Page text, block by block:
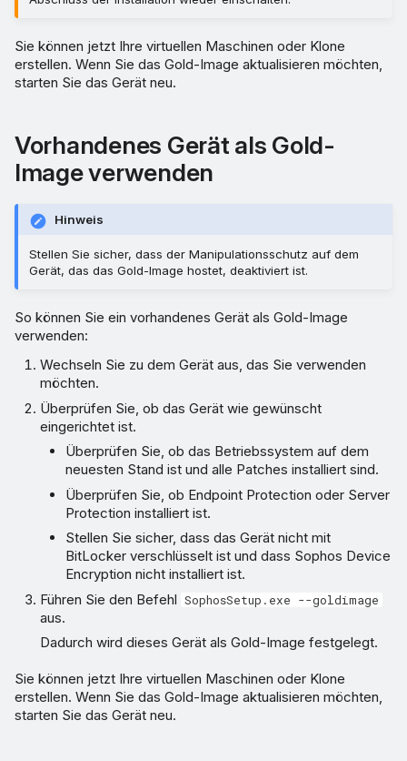
Sie können jetzt Ihre virtuellen Maschinen oder Klone
erstellen. Wenn Sie das Gold-Image aktualisieren möchten,
starten Sie das Gerät neu.
Vorhandenes Gerät als Gold-
Image verwenden
Hinweis
Stellen Sie sicher, dass der Manipulationsschutz auf dem
Gerät, das das Gold-Image hostet, deaktiviert ist.
So können Sie ein vorhandenes Gerät als Gold-Image
verwenden:
Wechseln Sie zu dem Gerät aus, das Sie verwenden
möchten.
Überprüfen Sie, ob das Gerät wie gewünscht
eingerichtet ist.
Überprüfen Sie, ob das Betriebssystem auf dem
neuesten Stand ist und alle Patches installiert sind.
Überprüfen Sie, ob Endpoint Protection oder Server
Protection installiert ist.
Stellen Sie sicher, dass das Gerät nicht mit
BitLocker verschlüsselt ist und dass Sophos Device
Encryption nicht installiert ist.
Führen Sie den Befehl SophosSetup.exe --goldimage
aus.
Dadurch wird dieses Gerät als Gold-Image festgelegt.
Sie können jetzt Ihre virtuellen Maschinen oder Klone
erstellen. Wenn Sie das Gold-Image aktualisieren möchten,
starten Sie das Gerät neu.